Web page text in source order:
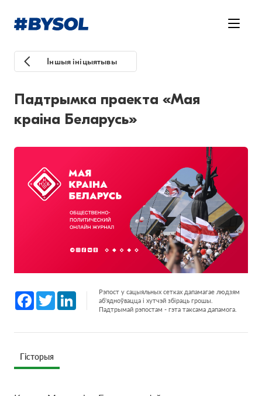
Іншыя ініцыятывы
Падтрымка праекта «Мая
краіна Беларусь»
Facebook
Twitter LinkedInРэпост у сацыяльных сетках дапамагае людзям
аб'ядноўвацца і хутчэй збіраць грошы.
Падтрымай рэпостам - гэта таксама дапамога.
Гісторыя